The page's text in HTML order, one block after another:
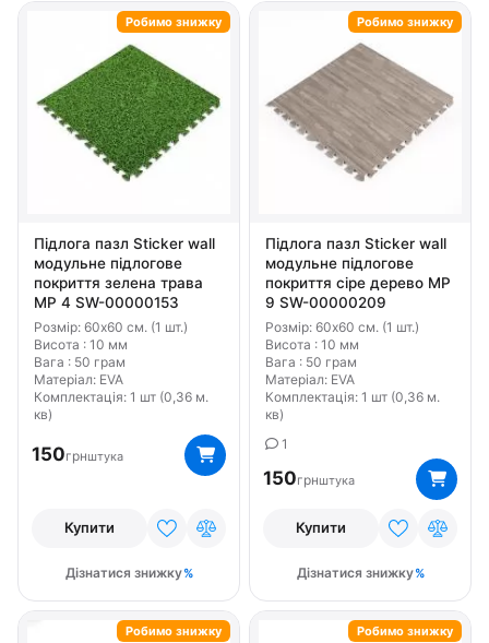
Підлога пазл Sticker wall
модульне підлогове
покриття зелена трава
МР 4 SW-00000153
Розмір: 60х60 см. (1 шт.)
Висота : 10 мм
Вага : 50 грам
Матеріал: EVA
Комплектація: 1 шт (0,36 м.
кв)
150грнштука
Купити
Дізнатися знижку
Робимо знижку
Підлога пазл Sticker wall
модульне підлогове
покриття сіре дерево МР
9 SW-00000209
Розмір: 60х60 см. (1 шт.)
Висота : 10 мм
Вага : 50 грам
Матеріал: EVA
Комплектація: 1 шт (0,36 м.
кв)
1
150грнштука
Купити
Дізнатися знижку
Робимо знижку
Робимо знижку Робимо знижку